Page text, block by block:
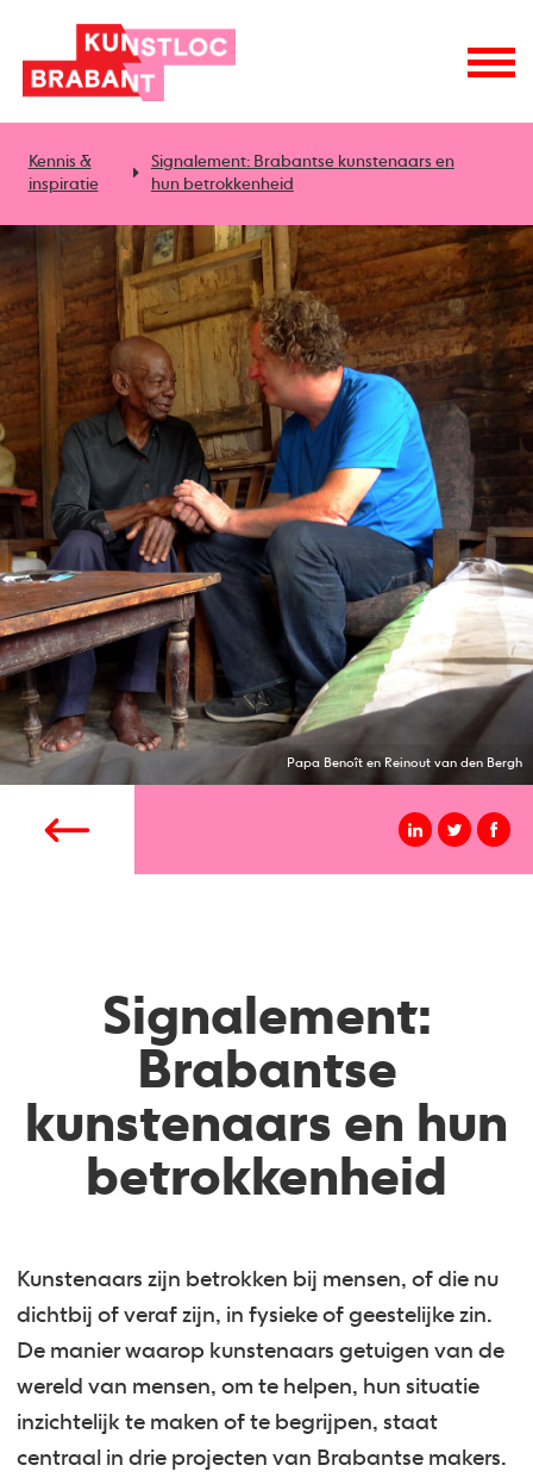
Kennis &
inspiratie
Signalement: Brabantse kunstenaars en
hun betrokkenheid
Papa Benoît en Reinout van den Bergh
Signalement:
Brabantse
kunstenaars en hun
betrokkenheid
Kunstenaars zijn betrokken bij mensen, of die nu
dichtbij of veraf zijn, in fysieke of geestelijke zin.
De manier waarop kunstenaars getuigen van de
wereld van mensen, om te helpen, hun situatie
inzichtelijk te maken of te begrijpen, staat
centraal in drie projecten van Brabantse makers.